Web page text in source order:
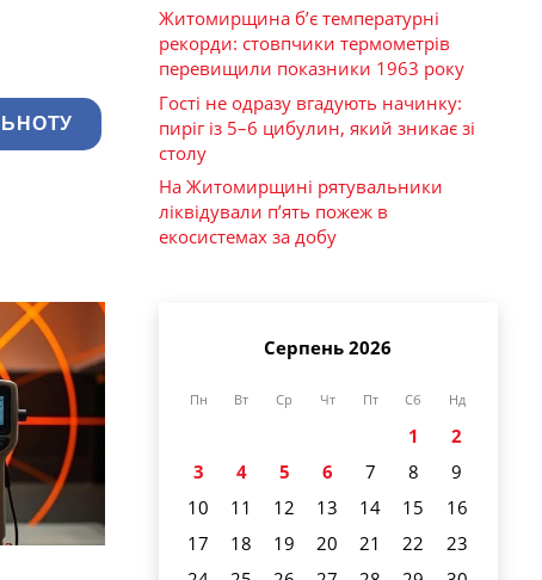
Житомирщина б’є температурні
рекорди: стовпчики термометрів
перевищили показники 1963 року
Гості не одразу вгадують начинку:
пиріг із 5–6 цибулин, який зникає зі
столу
На Житомирщині рятувальники
ліквідували п’ять пожеж в
екосистемах за добу
Серпень 2026
Пн Вт Ср Чт Пт Сб Нд
1
2
3
4 5 6 7 8
9
10
11 12 13 14 15
16
17
18 19 20 21 22
23